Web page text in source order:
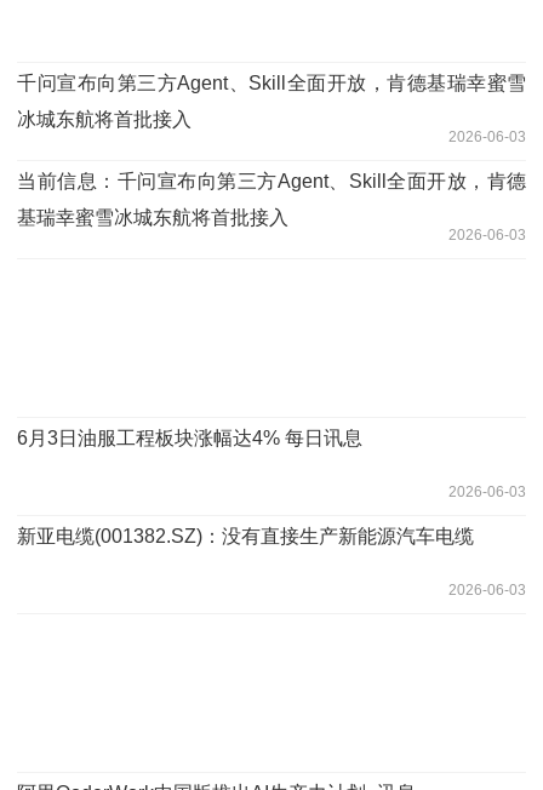
千问宣布向第三方Agent、Skill全面开放，肯德基瑞幸蜜雪
冰城东航将首批接入
2026-06-03
当前信息：千问宣布向第三方Agent、Skill全面开放，肯德
基瑞幸蜜雪冰城东航将首批接入
2026-06-03
6月3日油服工程板块涨幅达4% 每日讯息
2026-06-03
新亚电缆(001382.SZ)：没有直接生产新能源汽车电缆
2026-06-03